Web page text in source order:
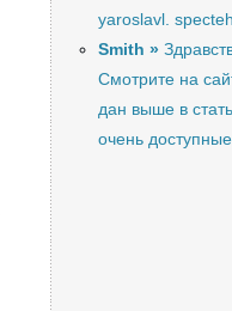
yaroslavl.
Smith »
Смотрите на
дан выше в
очень доступные.